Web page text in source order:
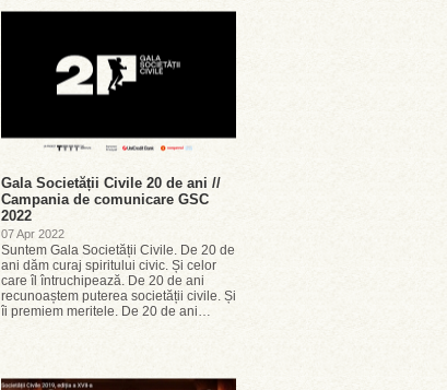
Gala Societății Civile 20 de ani //
Campania de comunicare GSC
2022
07 Apr 2022
Suntem Gala Societății Civile. De 20 de
ani dăm curaj spiritului civic. Și celor
care îl întruchipează. De 20 de ani
recunoaștem puterea societății civile. Și
îi premiem meritele. De 20 de ani…